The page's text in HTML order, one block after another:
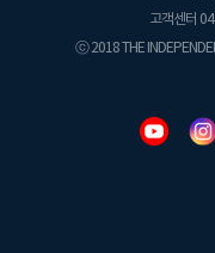
고객센터
ⓒ 2018 THE